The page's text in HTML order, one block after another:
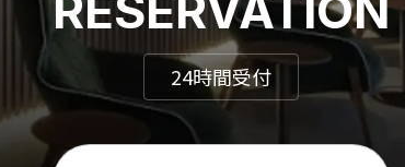
24時間受付